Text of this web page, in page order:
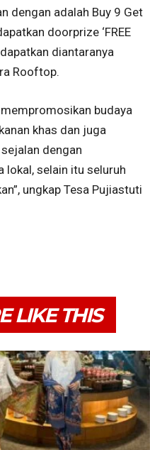
dengan adalah Buy 9 Get
doorprize ‘FREE
diantaranya
Rooftop.
budaya
khas dan juga
dengan
lokal, selain itu seluruh
ungkap Tesa Pujiastuti
LIKE THIS